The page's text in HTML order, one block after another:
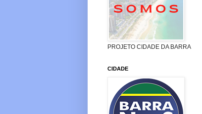
PROJETO CIDADE DA BARRA
CIDADE